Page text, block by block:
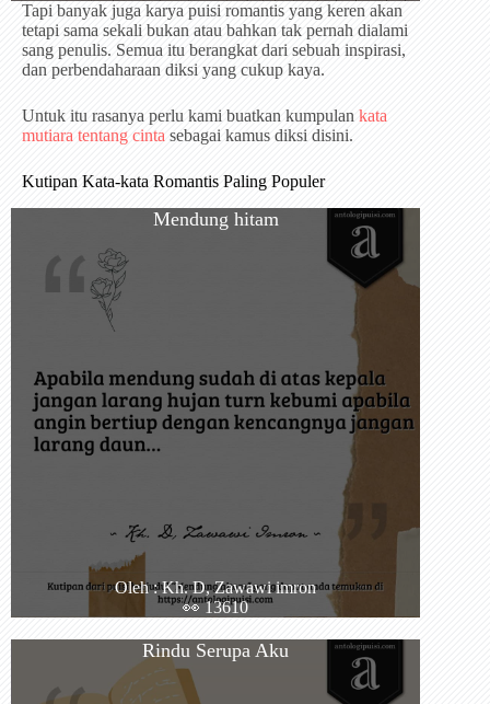
Tapi banyak juga karya puisi romantis yang keren akan
tetapi sama sekali bukan atau bahkan tak pernah dialami
sang penulis. Semua itu berangkat dari sebuah inspirasi,
dan perbendaharaan diksi yang cukup kaya.
Untuk itu rasanya perlu kami buatkan kumpulan kata
mutiara tentang cinta sebagai kamus diksi disini.
Kutipan Kata-kata Romantis Paling Populer
Mendung hitam
Oleh : Kh. D, Zawawi imron
👀 13610
Rindu Serupa Aku